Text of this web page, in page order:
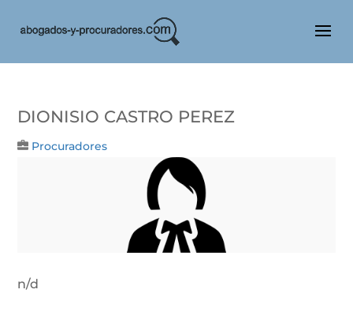
Dionisio Castro Perez
Procuradores
n/d